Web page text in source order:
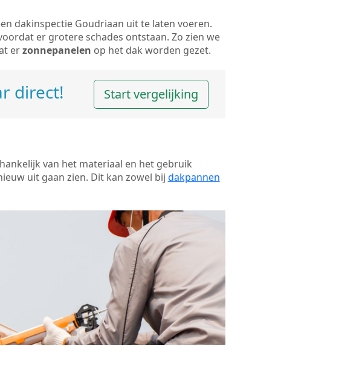
dakinspectie Goudriaan uit te laten voeren.
er grotere schades ontstaan. Zo zien we
erzonnepanelen op het dak worden gezet.
direct! Start vergelijking
van het materiaal en het gebruik
uit gaan zien. Dit kan zowel bij dakpannen